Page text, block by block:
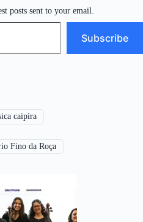
posts sent to your email.
Subscribe
caipira
Fino da Roça